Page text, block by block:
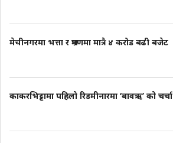
मेचीनगरमा भत्ता र भ्रमणमा मात्रै ४ करोड बढी बजेट
काकरभिट्टामा पहिलो रिडमीनारमा ‘बावऋ’ को चर्चा